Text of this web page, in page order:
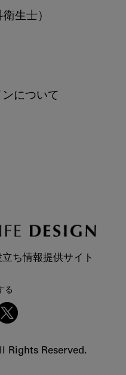
衛生士）
について
ち情報提供サイト
る
Rights Reserved.